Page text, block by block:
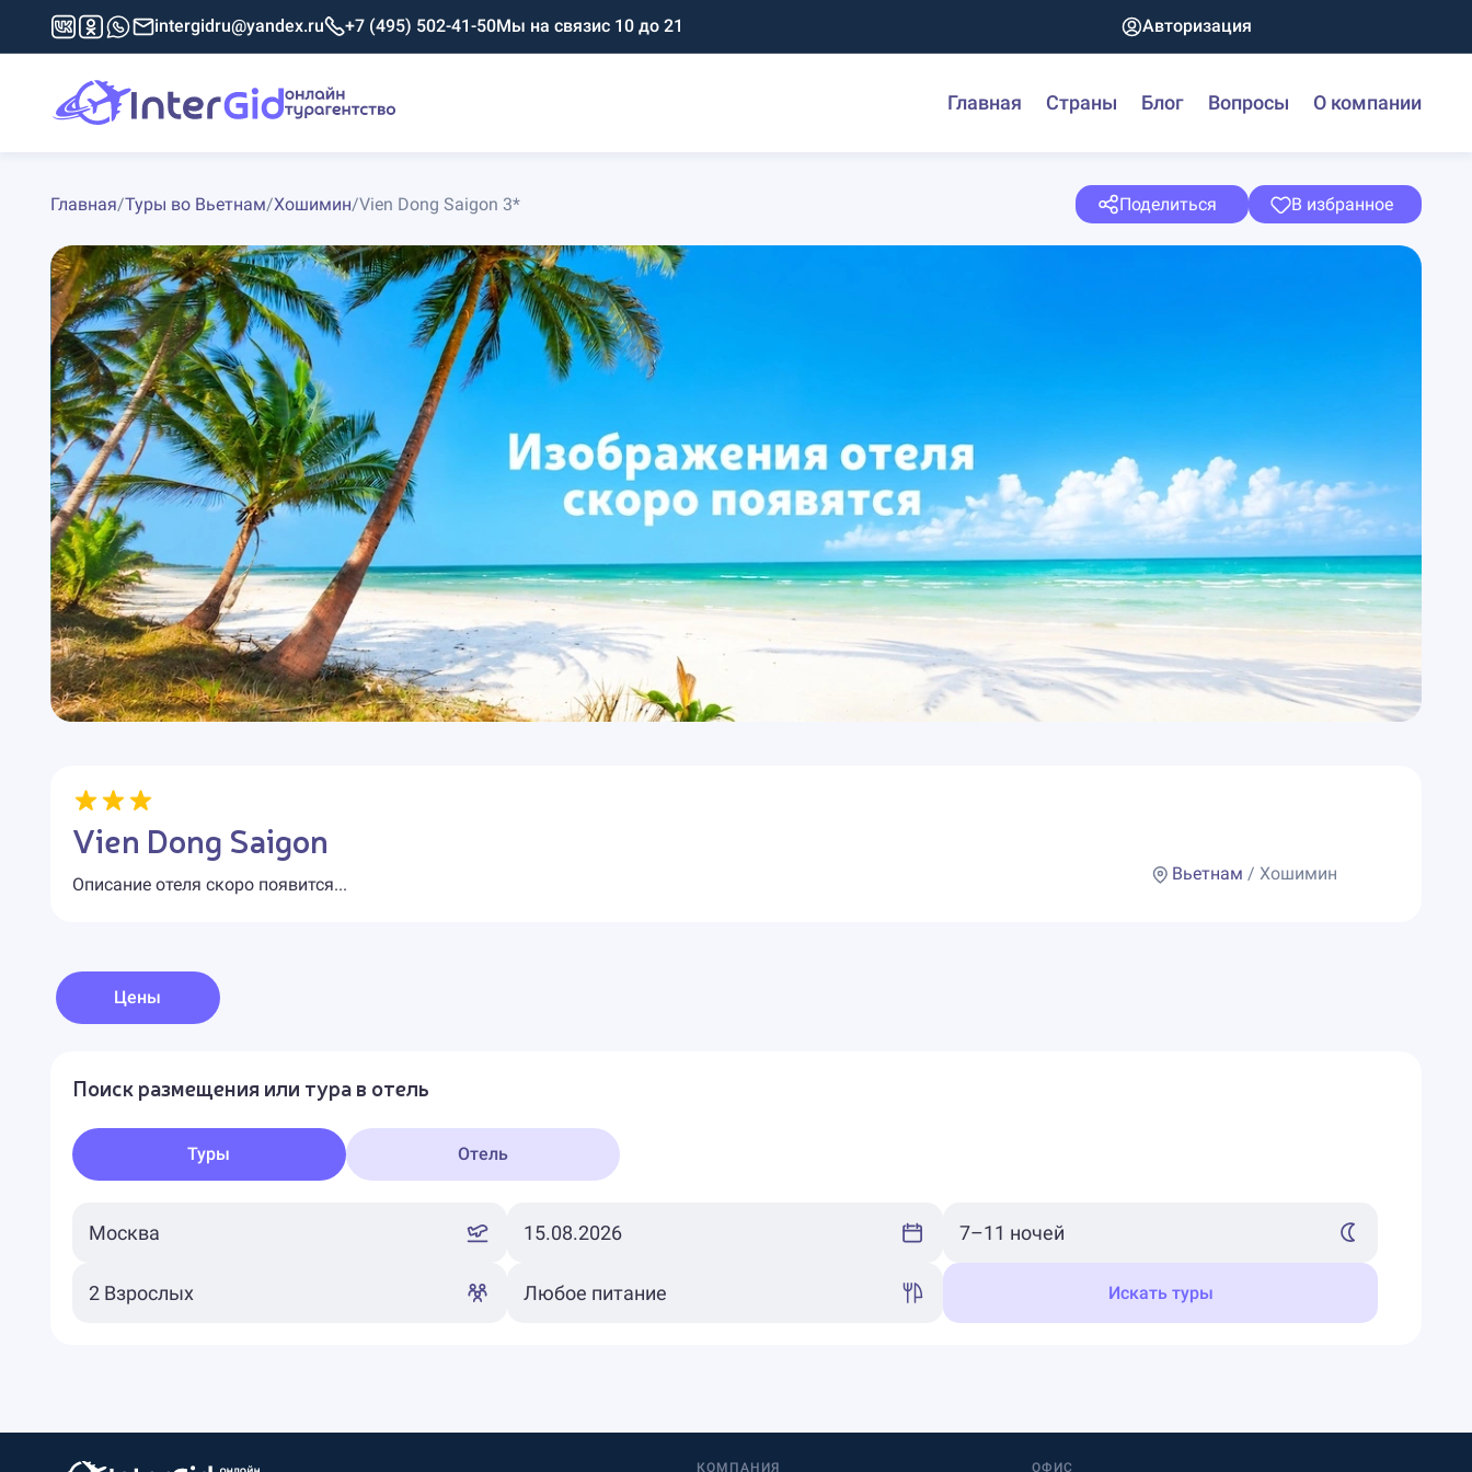
intergidru@yandex.ru +7 (495) 502-41-50Мы на связис 10 до 21 Авторизация
Главная Страны Блог Вопросы О компании
Главная/Туры во Вьетнам/Хошимин/Vien Dong Saigon 3* Поделиться В избранное
Vien Dong Saigon
Описание отеля скоро появится...
Вьетнам / Хошимин
Цены
Поиск размещения или тура в отель
Туры Отель
Искать туры
КОМПАНИЯ ОФИС